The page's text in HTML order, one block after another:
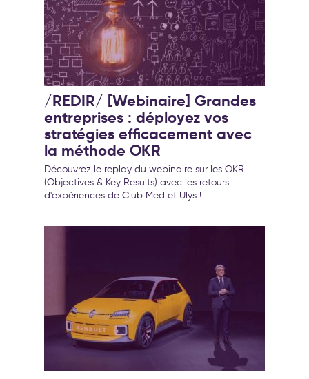
/REDIR/ [Webinaire] Grandes
entreprises : déployez vos
stratégies efficacement avec
la méthode OKR
Découvrez le replay du webinaire sur les OKR
(Objectives & Key Results) avec les retours
d'expériences de Club Med et Ulys !